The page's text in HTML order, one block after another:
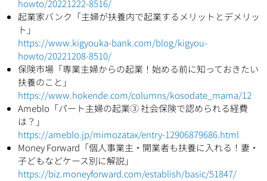
howto/20221222-8516/
起業家バンク「主婦が扶養内で起業するメリットとデメリッ
ト」
https://www.kigyouka-bank.com/blog/kigyou-
howto/20221208-8510/
保険市場「専業主婦からの起業！始める前に知っておきたい
扶養のこと」
https://www.hokende.com/columns/kosodate_mama/12
Ameblo「パート主婦の起業③ 社会保険で認められる経費
は？」
https://ameblo.jp/mimozatax/entry-12906879686.html
Money Forward「個人事業主・開業者も扶養に入れる！妻・
子どもなどケース別に解説」
https://biz.moneyforward.com/establish/basic/51847/